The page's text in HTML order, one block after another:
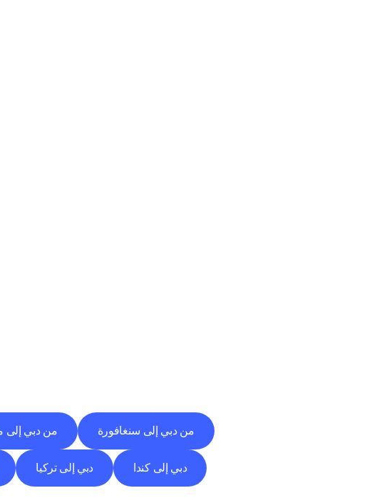
من دبي إلى سنغافورة من دبي إلى
دبي إلى كندا دبي إلى تركيا